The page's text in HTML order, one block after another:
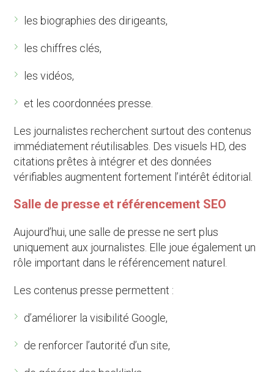
les biographies des dirigeants,
les chiffres clés,
les vidéos,
et les coordonnées presse.
Les journalistes recherchent surtout des contenus
immédiatement réutilisables. Des visuels HD, des
citations prêtes à intégrer et des données
vérifiables augmentent fortement l’intérêt éditorial.
Salle de presse et référencement SEO
Aujourd’hui, une salle de presse ne sert plus
uniquement aux journalistes. Elle joue également un
rôle important dans le référencement naturel.
Les contenus presse permettent :
d’améliorer la visibilité Google,
de renforcer l’autorité d’un site,